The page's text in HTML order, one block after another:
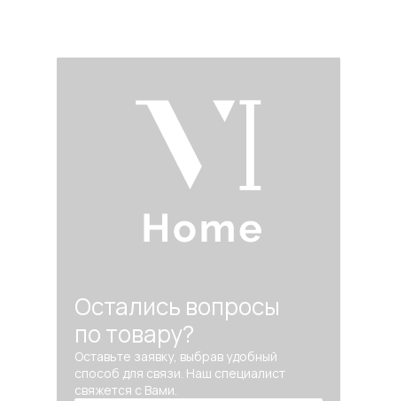
Остались вопросы
по товару?
Оставьте заявку, выбрав удобный
способ для связи. Наш специалист
свяжется с Вами.